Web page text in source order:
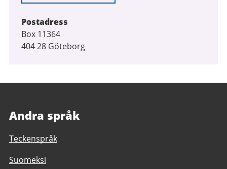
Postadress
Box 11364
404 28 Göteborg
Andra språk
Teckenspråk
Suomeksi